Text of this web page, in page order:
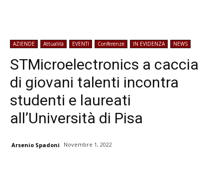
AZIENDE Attualità EVENTI Conferenze IN EVIDENZA NEWS
STMicroelectronics a caccia
di giovani talenti incontra
studenti e laureati
all’Università di Pisa
Arsenio Spadoni Novembre 1, 2022